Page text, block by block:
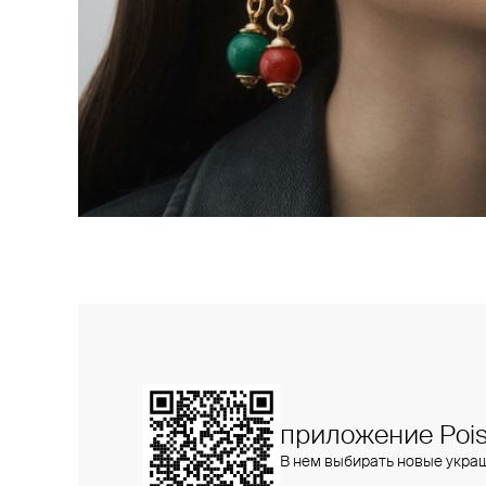
приложение
В нем выбирать новые